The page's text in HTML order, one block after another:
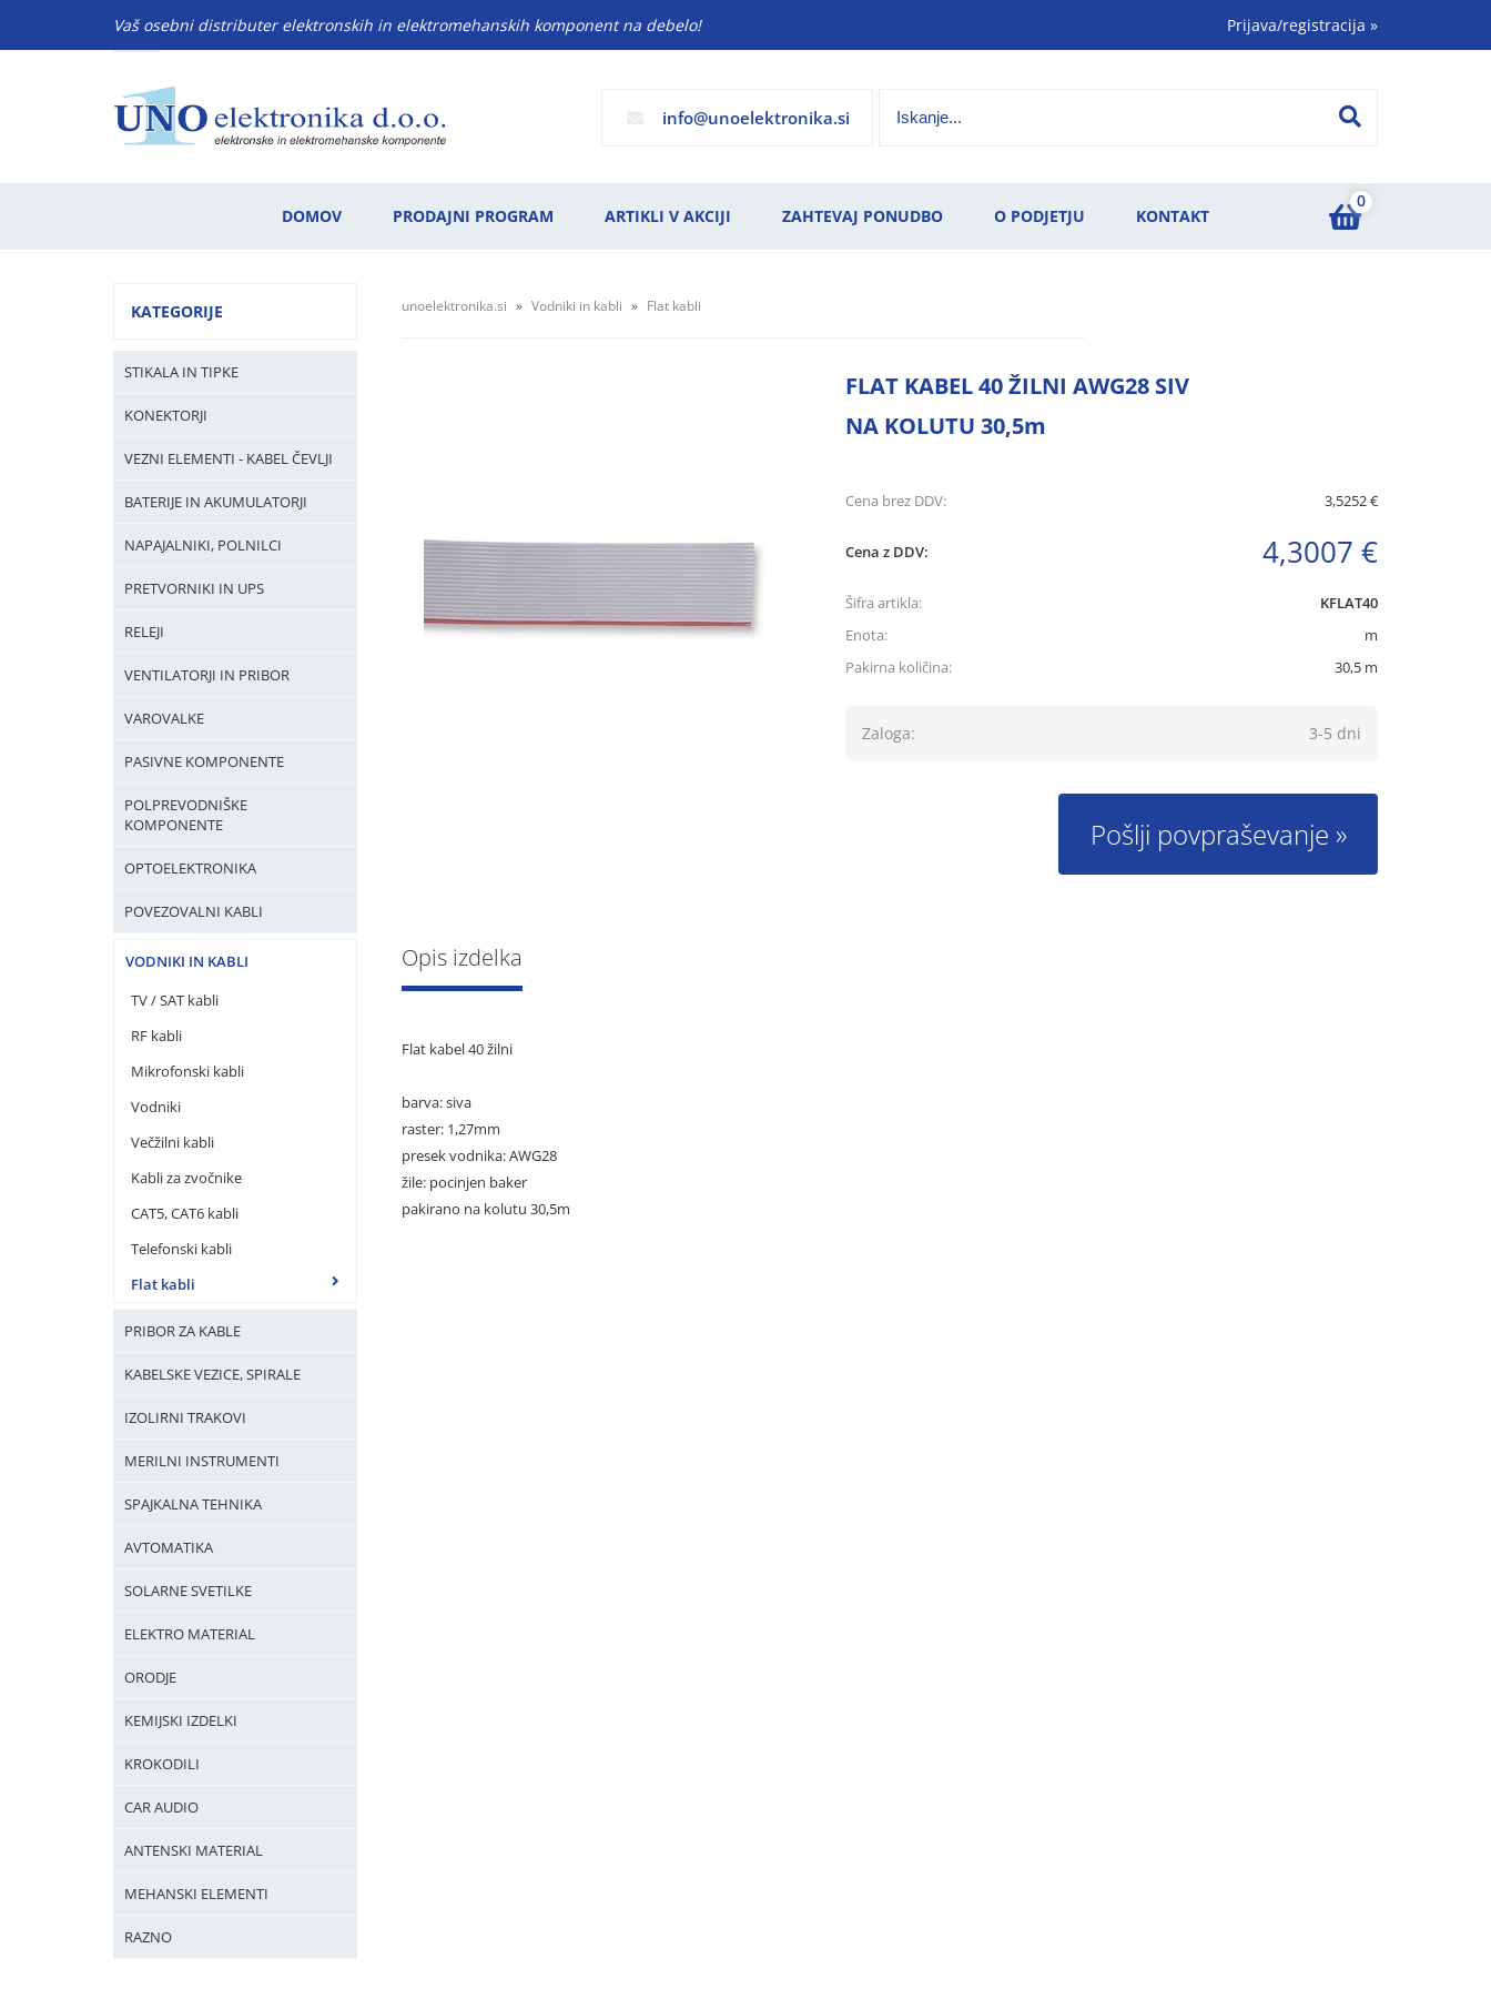
Vaš osebni distributer elektronskih in elektromehanskih komponent na debelo! Prijava/registracija »
info unoelektronika.si
0
DOMOV PRODAJNI PROGRAM ARTIKLI V AKCIJI ZAHTEVAJ PONUDBO O PODJETJU KONTAKT
KATEGORIJE
STIKALA IN TIPKE
KONEKTORJI
VEZNI ELEMENTI - KABEL ČEVLJI
BATERIJE IN AKUMULATORJI
NAPAJALNIKI, POLNILCI
PRETVORNIKI IN UPS
RELEJI
VENTILATORJI IN PRIBOR
VAROVALKE
PASIVNE KOMPONENTE
POLPREVODNIŠKE
KOMPONENTE
OPTOELEKTRONIKA
POVEZOVALNI KABLI
VODNIKI IN KABLI
TV / SAT kabli
RF kabli
Mikrofonski kabli
Vodniki
Večžilni kabli
Kabli za zvočnike
CAT5, CAT6 kabli
Telefonski kabli
Flat kabli
PRIBOR ZA KABLE
KABELSKE VEZICE, SPIRALE
IZOLIRNI TRAKOVI
MERILNI INSTRUMENTI
SPAJKALNA TEHNIKA
AVTOMATIKA
SOLARNE SVETILKE
ELEKTRO MATERIAL
ORODJE
KEMIJSKI IZDELKI
KROKODILI
CAR AUDIO
ANTENSKI MATERIAL
MEHANSKI ELEMENTI
RAZNO
unoelektronika.si Vodniki in kabli Flat kabli
FLAT KABEL 40 ŽILNI AWG28 SIV
NA KOLUTU 30,5m
Cena brez DDV: 3,5252 €
Cena z DDV: 4,3007 €
Šifra artikla:
KFLAT40
Enota:
m
Pakirna količina:
30,5 m
Zaloga: 3-5 dni
Pošlji povpraševanje
Opis izdelka
Flat kabel 40 žilni
barva: siva
raster: 1,27mm
presek vodnika: AWG28
žile: pocinjen baker
pakirano na kolutu 30,5m